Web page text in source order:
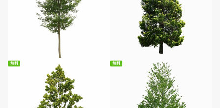
無料ダウンロード 無料ダウンロード
無料 無料